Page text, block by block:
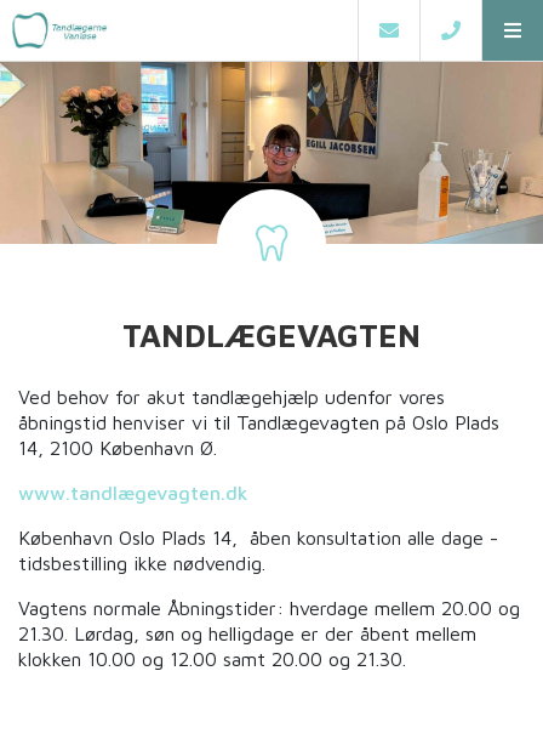
TANDLÆGEVAGTEN
Ved behov for akut tandlægehjælp udenfor vores
åbningstid henviser vi til Tandlægevagten på Oslo Plads
14, 2100 København Ø.
www.tandlægevagten.dk
København Oslo Plads 14, åben konsultation alle dage -
tidsbestilling ikke nødvendig.
Vagtens normale Åbningstider: hverdage mellem 20.00 og
21.30. Lørdag, søn og helligdage er der åbent mellem
klokken 10.00 og 12.00 samt 20.00 og 21.30.